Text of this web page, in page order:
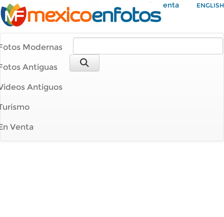
Mi Cuenta ENGLISH
Modernas
Antiguas
Antiguos
Venta